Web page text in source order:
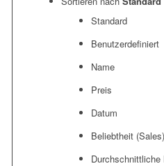
Standard
Benutzerdefiniert
Name
Preis
Datum
Beliebtheit (Sales)
Durchschnittliche